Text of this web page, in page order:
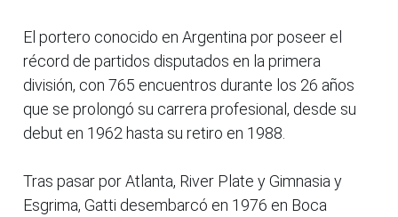
El portero conocido en Argentina por poseer el
récord de partidos disputados en la primera
división, con 765 encuentros durante los 26 años
que se prolongó su carrera profesional, desde su
debut en 1962 hasta su retiro en 1988.
Tras pasar por Atlanta, River Plate y Gimnasia y
Esgrima, Gatti desembarcó en 1976 en Boca